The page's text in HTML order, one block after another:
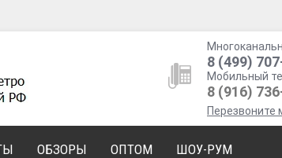
8 (499)
Мобильный
8 (916)
Перезвоните
ОБЗОРЫ ОПТОМ ШОУ-РУМ